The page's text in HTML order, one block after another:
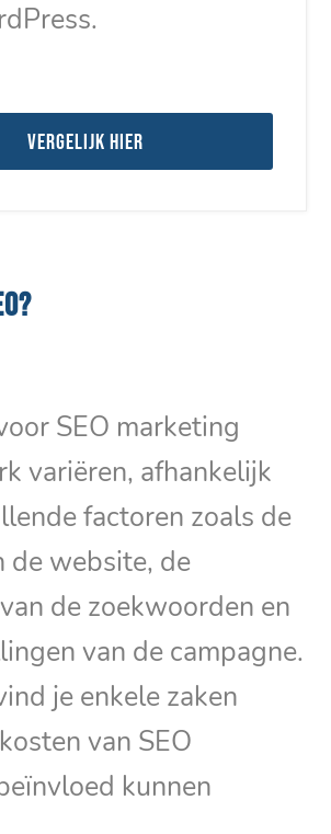
Vergelijk hier
SEO marketing
variëren, afhankelijk
factoren zoals de
de website, de
de zoekwoorden en
van de campagne.
je enkele zaken
van SEO
kunnen